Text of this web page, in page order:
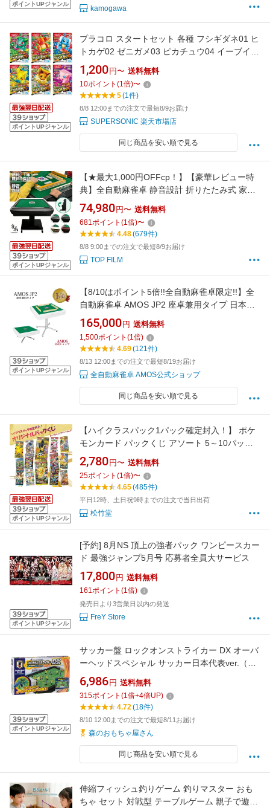
ポイントUPジャンル
kamogawa
ポイントUPジャンル
プラコロ スタートセット 各種 フシギダネ01 ヒ
トカゲ02 ゼニガメ03 ピカチュウ04 イーブイ05
ミュウ06
1,200 円〜 送料無料
10ポイント (1倍)〜
5(1件)
8/8 12:00までの注文で最短8/9お届け
SUPERSONIC 楽天市場店
同じ商品を安い順で見る
ポイントUPジャンル
【★最大1,000円OFFcp！】【豪華レビュー特
典】全自動麻雀卓 静音設計 折りたたみ式 家庭
用 USB充電口付き 麻雀牌 28mm 33mm キャス
ター付き 高級感デザイン 3人打ち対応
74,980 円〜 送料無料
681ポイント (1倍)〜
4.48(679件)
8/8 9:00までの注文で最短8/9お届け
TOP FILM
ポイントUPジャンル
【8/10はポイント5倍!!全自動麻雀卓限定!!】全
自動麻雀卓 AMOS JP2 座卓兼用タイプ 日本メ
ーカー アフターサポート有（アモスジェイピ
ー・ツー）
165,000 円 送料無料
1,500ポイント (1倍)
4.69(121件)
8/13 12:00までの注文で最短8/19お届け
全自動麻雀卓 AMOS公式ショップ
同じ商品を安い順で見る
ポイントUPジャンル
【ハイクラスパック1パック確定封入！】 ポケ
モンカード パックくじ アソート 5～10パック
セット くじ アソートくじ MEGAドリームex 詰
め合わせ 新品未開封 福袋 オリパ 年末年始
2,780 円〜 送料無料
25ポイント (1倍)〜
4.65(485件)
平日12時、土日祝9時までの注文で当日出荷
松竹堂
ポイントUPジャンル
[予約] 8月NS 頂上の強者パック ワンピースカー
ド 最強ジャンプ5月号 応募者全員大サービス
17,800 円 送料無料
161ポイント (1倍)
発売日より3営業日以内の発送
FreY Store
ポイントUPジャンル
サッカー盤 ロックオンストライカー DX オーバ
ーヘッドスペシャル サッカー日本代表ver.（ラ
ッピング対象外） EPT-07332 【送料無料】 誕
生日 プレゼント 子供 女の子 男の子 ギフト
6,986 円 送料無料
315ポイント (1倍+4倍UP)
4.72(18件)
8/10 12:00までの注文で最短8/11お届け
森のおもちゃ屋さん
同じ商品を安い順で見る
伸縮フィッシュ釣りゲーム 釣りマスター おも
ちゃ セット 対戦型 テーブルゲーム 親子で遊べ